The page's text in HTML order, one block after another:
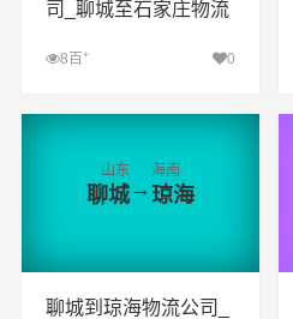
司_聊城至石家庄物流
8百 + 0
查看详细
山东
聊城→
海南
琼海
聊城到琼海物流公司_